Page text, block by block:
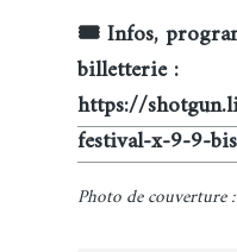
🎟️ Infos,
billetterie :
https://
festival-x-9-9-
Photo de couverture